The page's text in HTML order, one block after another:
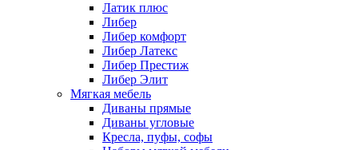
Латик плюс
Либер
Либер комфорт
Либер Латекс
Либер Престиж
Либер Элит
Мягкая мебель
Диваны прямые
Диваны угловые
Кресла, пуфы, софы